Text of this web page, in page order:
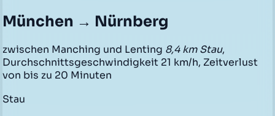
München → Nürnberg
zwischen Manching und Lenting 8,4 km Stau,
Durchschnittsgeschwindigkeit 21 km/h, Zeitverlust
von bis zu 20 Minuten
Stau